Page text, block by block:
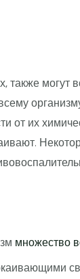
могут
от их
множество